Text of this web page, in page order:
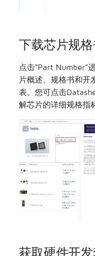
下载芯片规
点击“Part Number”
片概述、规格书和开
表。您可点击
解芯片的详细规格指
获取硬件开